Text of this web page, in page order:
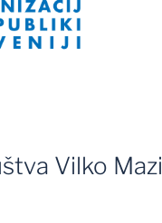
Vilko Mazi